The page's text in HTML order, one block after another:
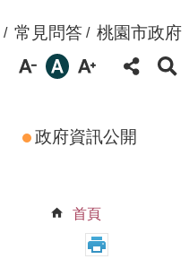
常見問答 桃園市政府
政府資訊公開
首頁